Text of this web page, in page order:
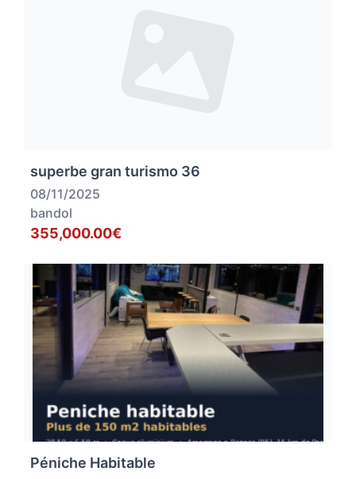
superbe gran turismo 36
08/11/2025
bandol
355,000.00€
Péniche Habitable